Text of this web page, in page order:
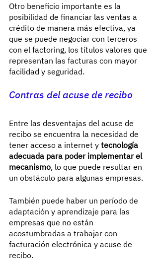
Otro beneficio importante es la
posibilidad de financiar las ventas a
crédito de manera más efectiva, ya
que se puede negociar con terceros
con el factoring, los títulos valores que
representan las facturas con mayor
facilidad y seguridad.
Contras del acuse de recibo
Entre las desventajas del acuse de
recibo se encuentra la necesidad de
tener acceso a internet y tecnología
adecuada para poder implementar el
mecanismo, lo que puede resultar en
un obstáculo para algunas empresas.
También puede haber un período de
adaptación y aprendizaje para las
empresas que no están
acostumbradas a trabajar con
facturación electrónica y acuse de
recibo.